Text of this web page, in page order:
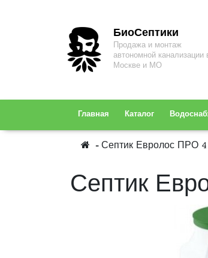
БиоСептики
Продажа и монтаж
автономной канализации
Москве и МО
Главная Каталог
Септик Евролос ПРО
Септик